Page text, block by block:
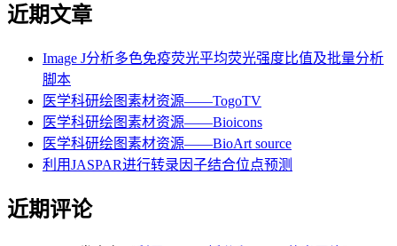
近期文章
Image J分析多色免疫荧光平均荧光强度比值及批量分析
脚本
医学科研绘图素材资源——TogoTV
医学科研绘图素材资源——Bioicons
医学科研绘图素材资源——BioArt source
利用JASPAR进行转录因子结合位点预测
近期评论